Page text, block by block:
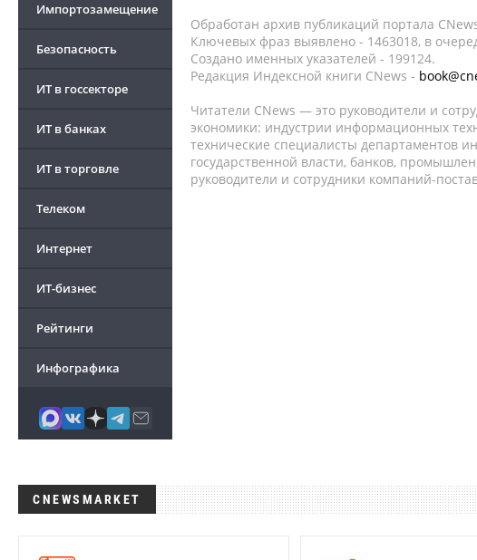
Импортозамещение
Безопасность
ИТ в госсекторе
ИТ в банках
ИТ в торговле
Телеком
Интернет
ИТ-бизнес
Рейтинги
Инфографика
Обработан архив публикаций портала
Ключевых фраз выявлено - 1463018, в
Создано именных указателей - 199124.
Редакция Индексной книги CNews -
Читатели CNews — это руководители и
экономики: индустрии информационных
технические специалисты департаментов
государственной власти, банков,
руководители и сотрудники компаний-
CNEWSMARKET